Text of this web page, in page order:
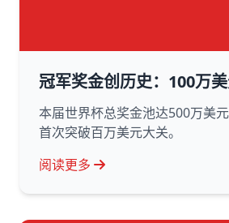
冠军奖金创历史：100万
本届世界杯总奖金池达500万美
首次突破百万美元大关。
阅读更多